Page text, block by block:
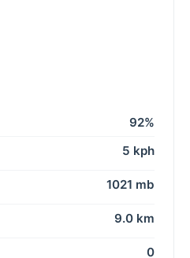
92%
5 kph
1021 mb
9.0 km
0